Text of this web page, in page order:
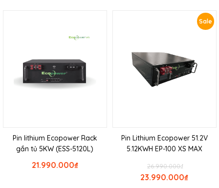
Pin lithium Ecopower Rack
gắn tủ 5KW (ESS-5120L)
₫
21.990.000
Sale
Pin Lithium Ecopower 51.2V
5.12KWH EP-100 XS MAX
₫
26.990.000
₫
23.990.000